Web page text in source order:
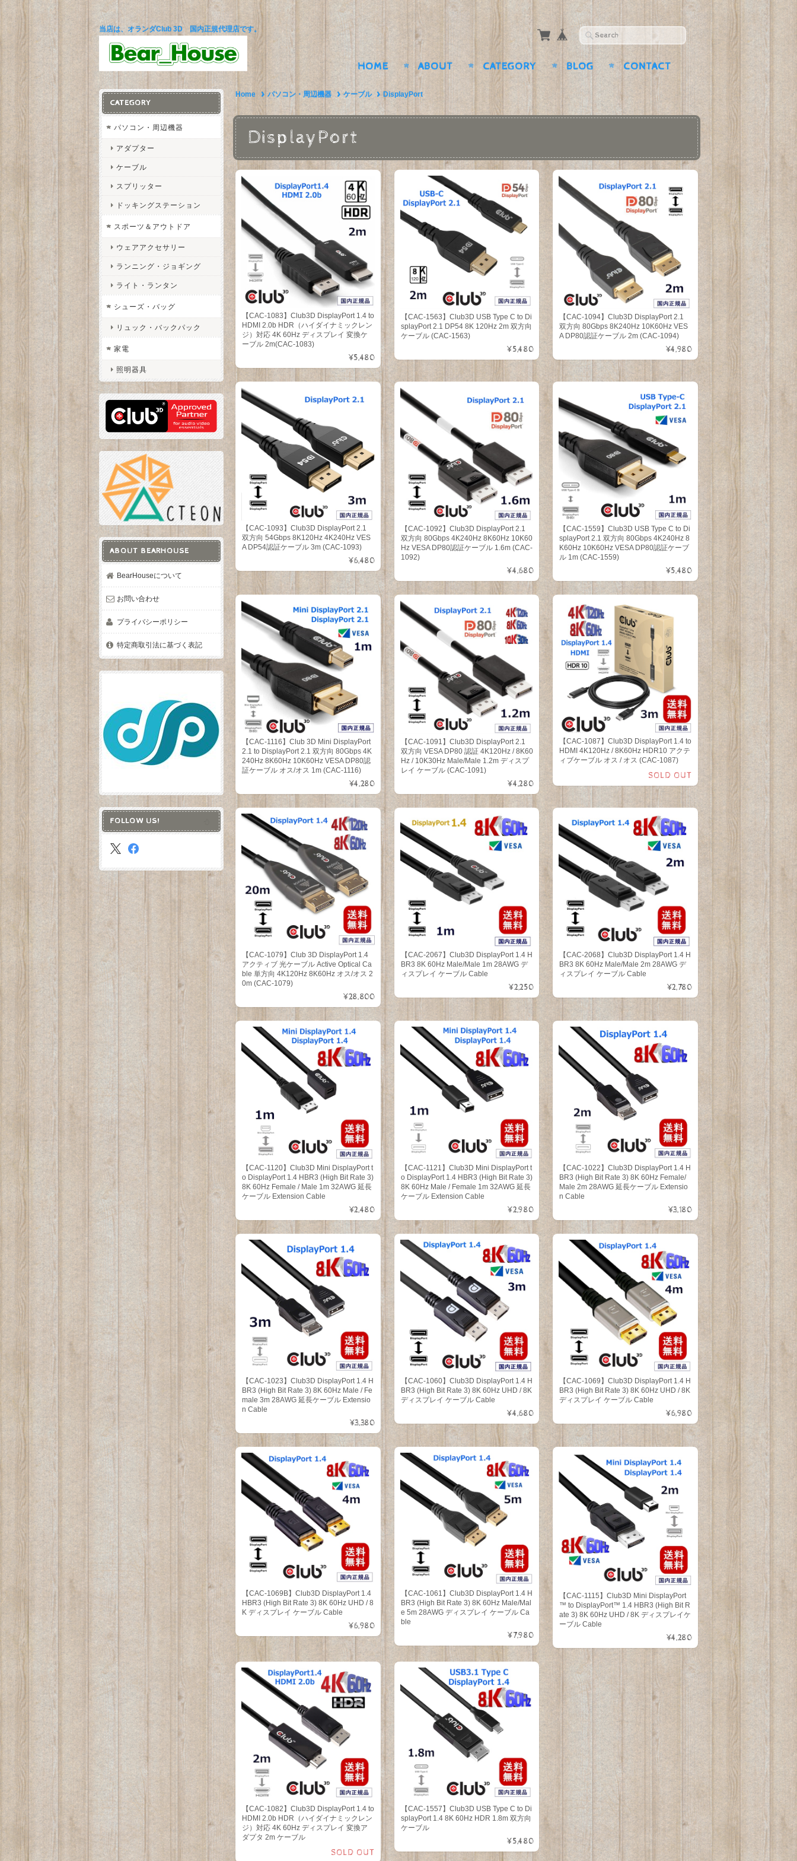
当店は、オランダClub 3D 国内正規代理店です。
HOME ABOUT CATEGORY BLOG CONTACT
Home パソコン・周辺機器 ケーブル DisplayPort
DisplayPort
【CAC-1083】Club3D DisplayPort 1.4 to
HDMI 2.0b HDR（ハイダイナミックレン
ジ）対応 4K 60Hz ディスプレイ 変換ケ
ーブル 2m(CAC-1083)
¥5,480
【CAC-1563】Club3D USB Type C to Di
splayPort 2.1 DP54 8K 120Hz 2m 双方向
ケーブル (CAC-1563)
¥5,480
【CAC-1094】Club3D DisplayPort 2.1
双方向 80Gbps 8K240Hz 10K60Hz VES
A DP80認証ケーブル 2m (CAC-1094)
¥4,980
【CAC-1093】Club3D DisplayPort 2.1
双方向 54Gbps 8K120Hz 4K240Hz VES
A DP54認証ケーブル 3m (CAC-1093)
¥6,480
【CAC-1092】Club3D DisplayPort 2.1
双方向 80Gbps 4K240Hz 8K60Hz 10K60
Hz VESA DP80認証ケーブル 1.6m (CAC-
1092)
¥4,680
【CAC-1559】Club3D USB Type C to Di
splayPort 2.1 双方向 80Gbps 4K240Hz 8
K60Hz 10K60Hz VESA DP80認証ケーブ
ル 1m (CAC-1559)
¥5,480
【CAC-1116】Club 3D Mini DisplayPort
2.1 to DisplayPort 2.1 双方向 80Gbps 4K
240Hz 8K60Hz 10K60Hz VESA DP80認
証ケーブル オス/オス 1m (CAC-1116)
¥4,280
【CAC-1091】Club3D DisplayPort 2.1
双方向 VESA DP80 認証 4K120Hz / 8K60
Hz / 10K30Hz Male/Male 1.2m ディスプ
レイ ケーブル (CAC-1091)
¥4,280
【CAC-1087】Club3D DisplayPort 1.4 to
HDMI 4K120Hz / 8K60Hz HDR10 アクテ
ィブケーブル オス / オス (CAC-1087)
SOLD OUT
【CAC-1079】Club 3D DisplayPort 1.4
アクティブ 光ケーブル Active Optical Ca
ble 単方向 4K120Hz 8K60Hz オス/オス 2
0m (CAC-1079)
¥28,800
【CAC-2067】Club3D DisplayPort 1.4 H
BR3 8K 60Hz Male/Male 1m 28AWG デ
ィスプレイ ケーブル Cable
¥2,250
【CAC-2068】Club3D DisplayPort 1.4 H
BR3 8K 60Hz Male/Male 2m 28AWG デ
ィスプレイ ケーブル Cable
¥2,780
【CAC-1120】Club3D Mini DisplayPort t
o DisplayPort 1.4 HBR3 (High Bit Rate 3)
8K 60Hz Female / Male 1m 32AWG 延長
ケーブル Extension Cable
¥2,480
【CAC-1121】Club3D Mini DisplayPort t
o DisplayPort 1.4 HBR3 (High Bit Rate 3)
8K 60Hz Male / Female 1m 32AWG 延長
ケーブル Extension Cable
¥2,980
【CAC-1022】Club3D DisplayPort 1.4 H
BR3 (High Bit Rate 3) 8K 60Hz Female/
Male 2m 28AWG 延長ケーブル Extensio
n Cable
¥3,180
【CAC-1023】Club3D DisplayPort 1.4 H
BR3 (High Bit Rate 3) 8K 60Hz Male / Fe
male 3m 28AWG 延長ケーブル Extensio
n Cable
¥3,380
【CAC-1060】Club3D DisplayPort 1.4 H
BR3 (High Bit Rate 3) 8K 60Hz UHD / 8K
ディスプレイ ケーブル Cable
¥4,680
【CAC-1069】Club3D DisplayPort 1.4 H
BR3 (High Bit Rate 3) 8K 60Hz UHD / 8K
ディスプレイ ケーブル Cable
¥6,980
【CAC-1069B】Club3D DisplayPort 1.4
HBR3 (High Bit Rate 3) 8K 60Hz UHD / 8
K ディスプレイ ケーブル Cable
¥6,980
【CAC-1061】Club3D DisplayPort 1.4 H
BR3 (High Bit Rate 3) 8K 60Hz Male/Mal
e 5m 28AWG ディスプレイ ケーブル Ca
ble
¥7,980
【CAC-1115】Club3D Mini DisplayPort
™ to DisplayPort™ 1.4 HBR3 (High Bit R
ate 3) 8K 60Hz UHD / 8K ディスプレイケ
ーブル Cable
¥4,280
【CAC-1082】Club3D DisplayPort 1.4 to
HDMI 2.0b HDR（ハイダイナミックレン
ジ）対応 4K 60Hz ディスプレイ 変換ア
ダプタ 2m ケーブル
SOLD OUT
【CAC-1557】Club3D USB Type C to Di
splayPort 1.4 8K 60Hz HDR 1.8m 双方向
ケーブル
¥5,480
CATEGORY
パソコン・周辺機器
アダプター
ケーブル
スプリッター
ドッキングステーション
スポーツ＆アウトドア
ウェアアクセサリー
ランニング・ジョギング
ライト・ランタン
シューズ・バッグ
リュック・バックパック
家電
照明器具
ABOUT BEARHOUSE
BearHouseについて
お問い合わせ
プライバシーポリシー
特定商取引法に基づく表記
FOLLOW US!